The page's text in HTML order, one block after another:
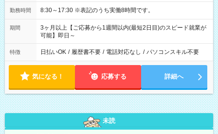
勤務時間 8:30～17:30 ※表記のうち実働8時間です。
期間
3ヶ月以上【ご応募から1週間以内(最短2日目)のスピード就業が
可能】即日～
特徴 日払いOK / 履歴書不要 / 電話対応なし / パソコンスキル不要
気になる！ 応募する 詳細へ
未読